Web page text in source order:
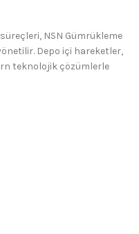
NSN Gümrükleme
Depo içi hareketler,
teknolojik çözümlerle